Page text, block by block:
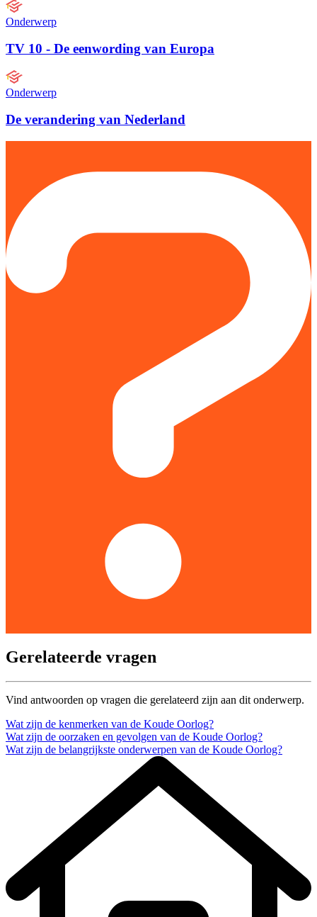
Onderwerp
TV 10 - De eenwording van Europa
Onderwerp
De verandering van Nederland
Gerelateerde vragen
Vind antwoorden op vragen die gerelateerd zijn aan dit onderwerp.
Wat zijn de kenmerken van de Koude Oorlog?
Wat zijn de oorzaken en gevolgen van de Koude Oorlog?
Wat zijn de belangrijkste onderwerpen van de Koude Oorlog?